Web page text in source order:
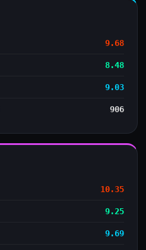
9.68
8.48
9.03
906
10.35
9.25
9.69